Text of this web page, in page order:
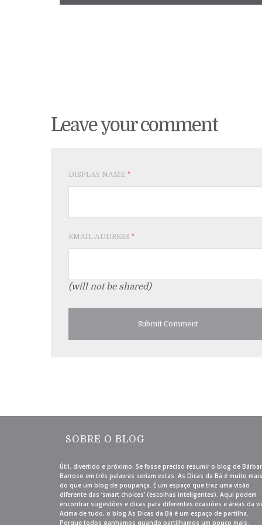
Leave your comment
DISPLAY NAME *
EMAIL ADDRESS *
(will not be shared)
SOBRE O BLOG
Útil, divertido e próximo. Se fosse preciso resumir o blog de
Barroso em três palavras seriam estas. As Dicas da Bá é muito mais
do que um blog de poupança. É um espaço que traz uma visão
diferente das ‘smart choices’ (escolhas inteligentes). Aqui podem
encontrar sugestões e dicas para diferentes ocasiões e áreas da
Acima de tudo, o blog As Dicas da Bá é um espaço de partilha.
Porque todos ganhamos quando partilhamos um pouco mais.